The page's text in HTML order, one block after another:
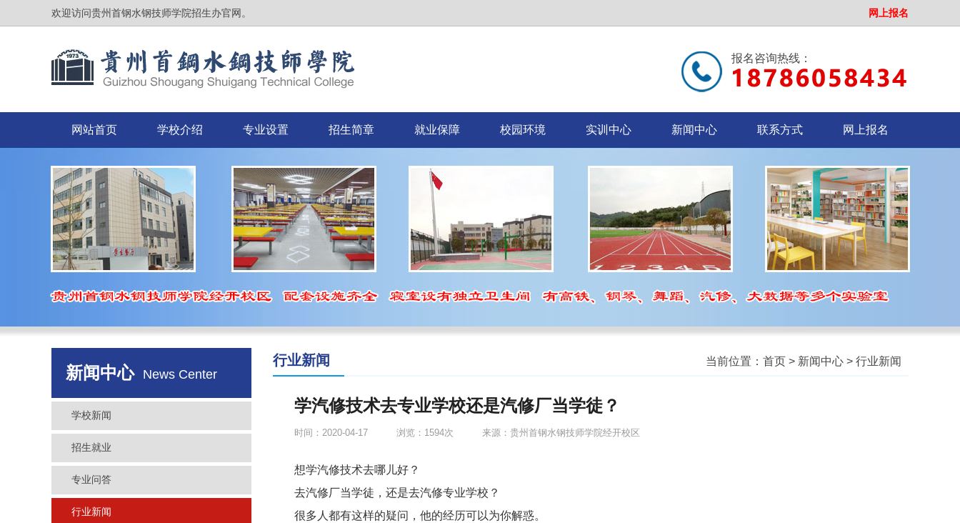
欢迎访问贵州首钢水钢技师学院招生办官网。 网上报名
报名咨询热线：
网站首页 学校介绍 专业设置 招生简章 就业保障 校园环境 实训中心 新闻中心 联系方式 网上报名
新闻中心 News Center
学校新闻
招生就业
专业问答
行业新闻
行业新闻 当前位置： 首页 > 新闻中心 > 行业新闻
学汽修技术去专业学校还是汽修厂当学徒？
时间：2020-04-17 浏览：1594次 来源：贵州首钢水钢技师学院经开校区
想学汽修技术去哪儿好？
去汽修厂当学徒，还是去汽修专业学校？
很多人都有这样的疑问，他的经历可以为你解惑。